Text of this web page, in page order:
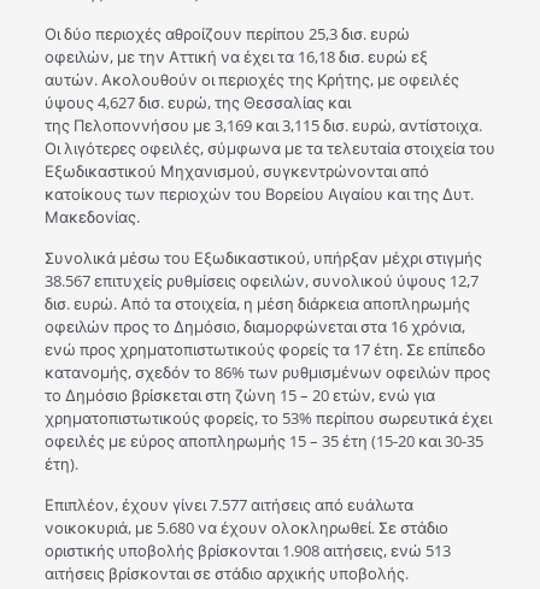
Οι δύο περιοχές αθροίζουν περίπου 25,3 δισ. ευρώ
οφειλών, με την Αττική να έχει τα 16,18 δισ. ευρώ εξ
αυτών. Ακολουθούν οι περιοχές της Κρήτης, με οφειλές
ύψους 4,627 δισ. ευρώ, της Θεσσαλίας και
της Πελοποννήσου με 3,169 και 3,115 δισ. ευρώ, αντίστοιχα.
Οι λιγότερες οφειλές, σύμφωνα με τα τελευταία στοιχεία του
Εξωδικαστικού Μηχανισμού, συγκεντρώνονται από
κατοίκους των περιοχών του Βορείου Αιγαίου και της Δυτ.
Μακεδονίας.
Συνολικά μέσω του Εξωδικαστικού, υπήρξαν μέχρι στιγμής
38.567 επιτυχείς ρυθμίσεις οφειλών, συνολικού ύψους 12,7
δισ. ευρώ. Από τα στοιχεία, η μέση διάρκεια αποπληρωμής
οφειλών προς το Δημόσιο, διαμορφώνεται στα 16 χρόνια,
ενώ προς χρηματοπιστωτικούς φορείς τα 17 έτη. Σε επίπεδο
κατανομής, σχεδόν το 86% των ρυθμισμένων οφειλών προς
το Δημόσιο βρίσκεται στη ζώνη 15 – 20 ετών, ενώ για
χρηματοπιστωτικούς φορείς, το 53% περίπου σωρευτικά έχει
οφειλές με εύρος αποπληρωμής 15 – 35 έτη (15-20 και 30-35
έτη).
Επιπλέον, έχουν γίνει 7.577 αιτήσεις από ευάλωτα
νοικοκυριά, με 5.680 να έχουν ολοκληρωθεί. Σε στάδιο
οριστικής υποβολής βρίσκονται 1.908 αιτήσεις, ενώ 513
αιτήσεις βρίσκονται σε στάδιο αρχικής υποβολής.